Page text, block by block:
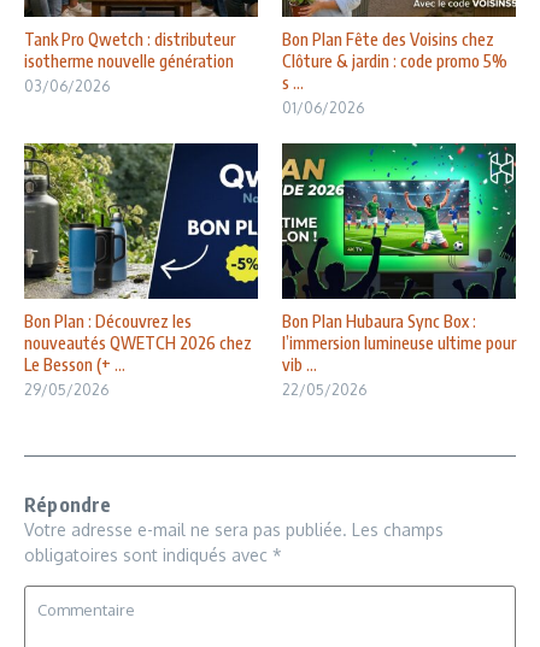
Tank Pro Qwetch : distributeur
isotherme nouvelle génération
03/06/2026
Bon Plan Fête des Voisins chez
Clôture & jardin : code promo 5%
s ...
01/06/2026
Bon Plan : Découvrez les
nouveautés QWETCH 2026 chez
Le Besson (+ ...
29/05/2026
Bon Plan Hubaura Sync Box :
l’immersion lumineuse ultime pour
vib ...
22/05/2026
Répondre
Votre adresse e-mail ne sera pas publiée. Les champs
obligatoires sont indiqués avec *